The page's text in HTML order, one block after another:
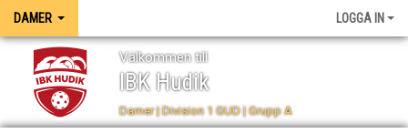
DAMER LOGGA IN
IBK Hudik
Välkommen till
Damer | Division 1 GUD | Grupp A